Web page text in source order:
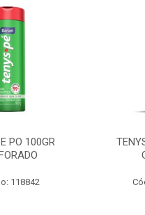
PO 100GR
118842